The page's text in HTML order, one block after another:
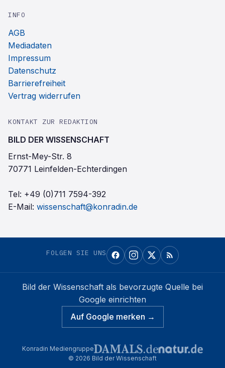
INFO
AGB
Mediadaten
Impressum
Datenschutz
Barrierefreiheit
Vertrag widerrufen
KONTAKT ZUR REDAKTION
BILD DER WISSENSCHAFT
Ernst-Mey-Str. 8
70771 Leinfelden-Echterdingen
Tel: +49 (0)711 7594-392
E-Mail: wissenschaft@konradin.de
FOLGEN SIE UNS
Bild der Wissenschaft als bevorzugte Quelle bei
Google einrichten
Auf Google merken →
Konradin Mediengruppe
© 2026 Bild der Wissenschaft